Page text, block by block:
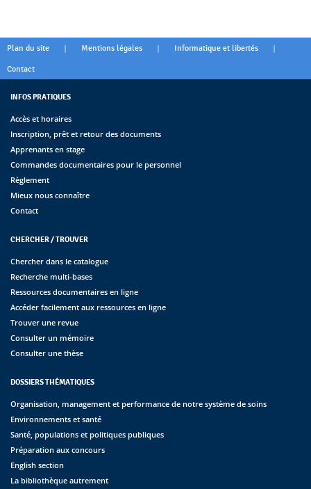
Plan du site | Mentions légales | Informatique et libertés |
Contact
INFOS PRATIQUES
Accès et horaires
Inscription, prêt et retour des documents
Apprenants en stage
Commandes documentaires pour le personnel
Règlement
Mieux nous connaître
Contact
CHERCHER / TROUVER
Chercher dans le catalogue
Recherche multi-bases
Ressources documentaires en ligne
Accéder facilement aux ressources en ligne
Trouver une revue
Consulter un mémoire
Consulter une thèse
DOSSIERS THÉMATIQUES
Organisation, management et performance de notre système de soins
Environnements et santé
Santé, populations et politiques publiques
Préparation aux concours
English section
La bibliothèque autrement